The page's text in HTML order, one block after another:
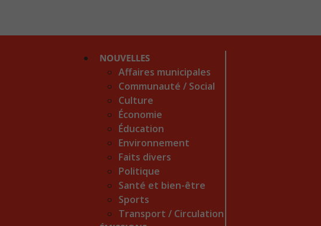
NOUVELLES
Affaires municipales
Communauté / Social
Culture
Économie
Éducation
Environnement
Faits divers
Politique
Santé et bien-être
Sports
Transport / Circulation